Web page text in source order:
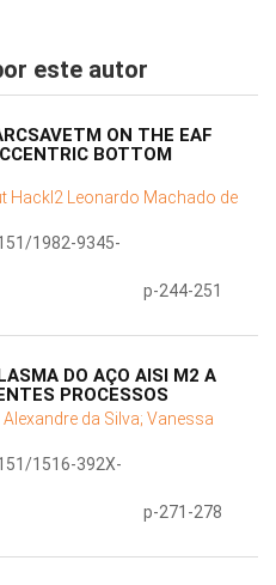
este autor
ON THE EAF
BOTTOM
Hackl2 Leonardo Machado de
1982-9345-
p-244-251
DO AÇO AISI M2 A
PROCESSOS
da Silva; Vanessa
1516-392X-
p-271-278